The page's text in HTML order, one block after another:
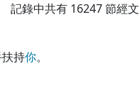
記錄中共有 16247節經
持你。